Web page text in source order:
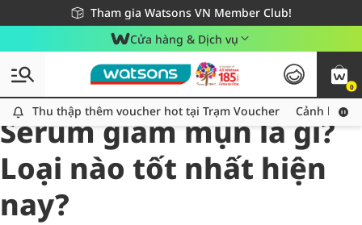
Tham gia Watsons VN Member Club!
Miễn phí giao hàng cho đơn hàng từ 249,000Đ
Giao hàng nhanh 24h - Áp dụng khu vực TP. Hồ Chí Minh
Cửa hàng & Dịch vụ
0
Thu thập thêm voucher hot tại Trạm Voucher
Thu thập thêm voucher hot tại Trạm Voucher Cảnh báo
All
Chăm Sóc Cá Nhân
Serum giảm mụn là gì?
Loại nào tốt nhất hiện
nay?